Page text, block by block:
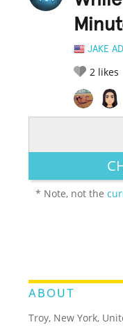
JAKE
2 likes
LEGENDARY
* Note, not the
ABOUT
Troy, New York,